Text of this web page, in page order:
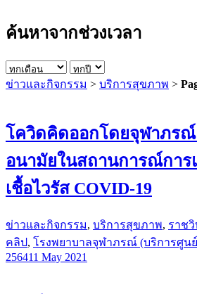
ค้นหาจากช่วงเวลา
ข่าวและกิจกรรม > บริการสุขภาพ >
โควิดคิดออกโดยจุฬาภร
อนามัยในสถานการณ์การ
เชื้อไวรัส COVID-19
ข่าวและกิจกรรม, บริการสุขภาพ, ราช
คลิป, โรงพยาบาลจุฬาภรณ์ (บริการศูน
256411 May 2021